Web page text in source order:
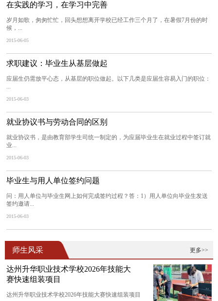
在实践的学习，在学习中完善
岁月如歌，匆匆忙忙，回头想想离开学校已经工作三个月了，在暑假7月份的时
候，...
2015-06-05
求职建议：毕业生从基层做起
应届生仍需放平心态，从基层的职位做起。以下几类是应届生容易入门的职位：
...
2015-06-03
就业协议书与劳动合同的区别
就业协议书，是由教育部学生司统一制定的，为应届毕业生在就业过程中签订就
业...
2015-06-03
毕业生与用人单位签约问题
问：用人单位与毕业生网上如何完成签约过程？答：1）用人单位向毕业生发送
签约邀请...
2015-06-03
更多>>
师生风采
达州升华职业技术学校2026年技能大
赛快速组装项目
达州升华职业技术学校2026年技能大赛快速组装项目